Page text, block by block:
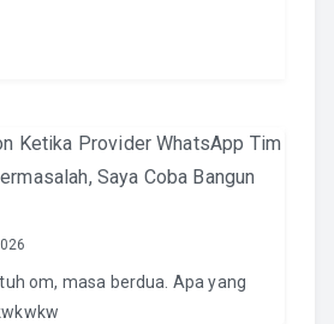
Ketika Provider WhatsApp Tim
Saya Coba Bangun
om, masa berdua. Apa yang